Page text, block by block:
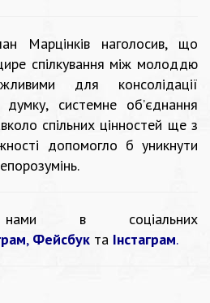
Марцінків наголосив, що
спілкування між молоддю
для консолідації
думку, системне об’єднання
спільних цінностей ще з
допомогло б уникнути
в соціальних
, Фейсбук та Інстаграм.